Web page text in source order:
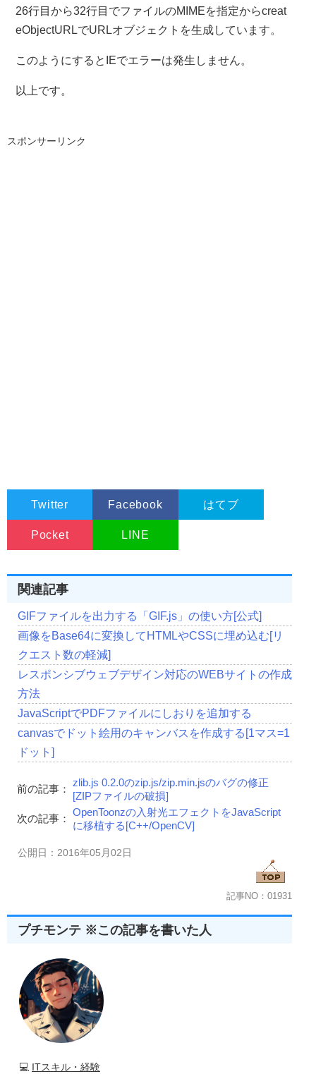
}
  document
.getElementById("inputfile").value = '';
}
<body>
<br><br>
<video
26行目から32行目でファイルのMIMEを指定からcreat
eObjectURLでURLオブジェクトを生成しています。
このようにするとIEでエラーは発生しません。
以上です。
スポンサーリンク
Twitter Facebook はてブ
Pocket LINE
関連記事
GIFファイルを出力する「GIF.js」の使い方[公式]
画像をBase64に変換してHTMLやCSSに埋め込む[リ
クエスト数の軽減]
レスポンシブウェブデザイン対応のWEBサイトの作成
方法
JavaScriptでPDFファイルにしおりを追加する
canvasでドット絵用のキャンバスを作成する[1マス=1
ドット]
前の記事：
zlib.js 0.2.0のzip.js/zip.min.jsのバグの修正
[ZIPファイルの破損]
次の記事：
OpenToonzの入射光エフェクトをJavaScript
に移植する[C++/OpenCV]
公開日：2016年05月02日
記事NO：01931
プチモンテ ※この記事を書いた人
💻 ITスキル・経験